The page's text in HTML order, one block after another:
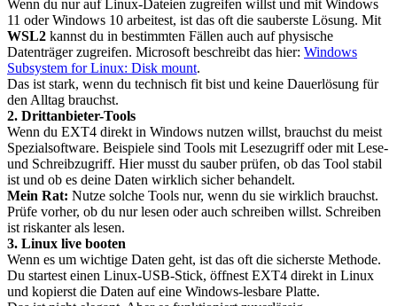
Wenn du nur auf Linux-Dateien zugreifen willst und mit Windows
11 oder Windows 10 arbeitest, ist das oft die sauberste Lösung. Mit
WSL2 kannst du in bestimmten Fällen auch auf physische
Datenträger zugreifen. Microsoft beschreibt das hier: Windows
Subsystem for Linux: Disk mount.
Das ist stark, wenn du technisch fit bist und keine Dauerlösung für
den Alltag brauchst.
2. Drittanbieter-Tools
Wenn du EXT4 direkt in Windows nutzen willst, brauchst du meist
Spezialsoftware. Beispiele sind Tools mit Lesezugriff oder mit Lese-
und Schreibzugriff. Hier musst du sauber prüfen, ob das Tool stabil
ist und ob es deine Daten wirklich sicher behandelt.
Mein Rat: Nutze solche Tools nur, wenn du sie wirklich brauchst.
Prüfe vorher, ob du nur lesen oder auch schreiben willst. Schreiben
ist riskanter als lesen.
3. Linux live booten
Wenn es um wichtige Daten geht, ist das oft die sicherste Methode.
Du startest einen Linux-USB-Stick, öffnest EXT4 direkt in Linux
und kopierst die Daten auf eine Windows-lesbare Platte.